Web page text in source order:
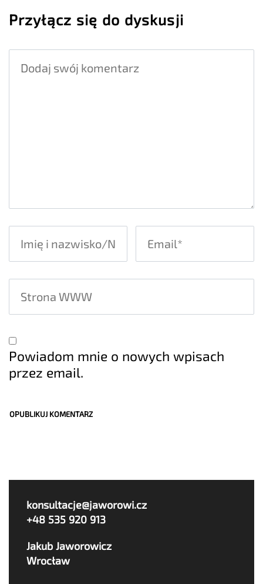
Przyłącz się do dyskusji
Powiadom mnie o nowych wpisach
przez email.
konsultacje@jaworowi.cz
+48 535 920 913
Jakub Jaworowicz
Wrocław